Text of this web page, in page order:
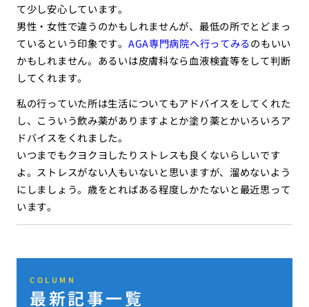
て少し安心しています。
男性・女性で違うのかもしれませんが、最低の所でとどまっ
ているという印象です。 AGA専門病院へ行ってみるのもいい
かもしれません。あるいは皮膚科なら血液検査等をして判断
してくれます。
私の行っていた所は生活についてもアドバイスをしてくれた
し、こういう飲み薬がありますよとか塗り薬とかいろいろア
ドバイスをくれました。
いつまでもクヨクヨしたりストレスも良くないらしいです
よ。ストレスがない人もいないと思いますが、溜めないよう
にしましょう。歳をとればある程度しかたないと最近思って
います。
COLUMN
最新記事一覧